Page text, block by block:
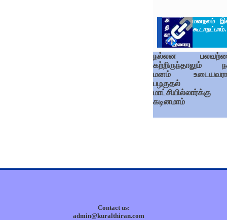
மனநலம்
கூடாநட்பாம்.
நல்லன
கற்றிருந்தாலும்
மனம்
பழகுதல்
மாட்சியில்லார்க்கு
கடினமாம்
Contact us:
admin@kuralthiran.com